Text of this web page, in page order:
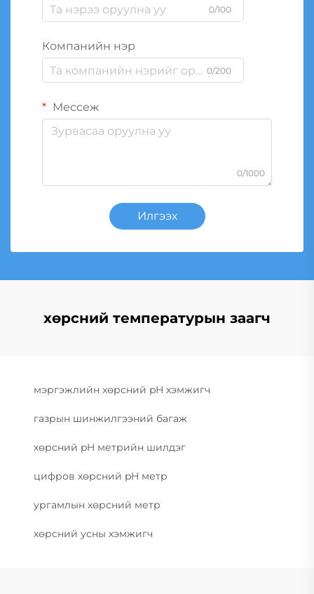
0/100
Компанийн нэр
0/200
Мессеж
0/1000
Илгээх
хөрсний температурын заагч
мэргэжлийн хөрсний pH хэмжигч
газрын шинжилгээний багаж
хөрсний pH метрийн шилдэг
цифров хөрсний pH метр
ургамлын хөрсний метр
хөрсний усны хэмжигч